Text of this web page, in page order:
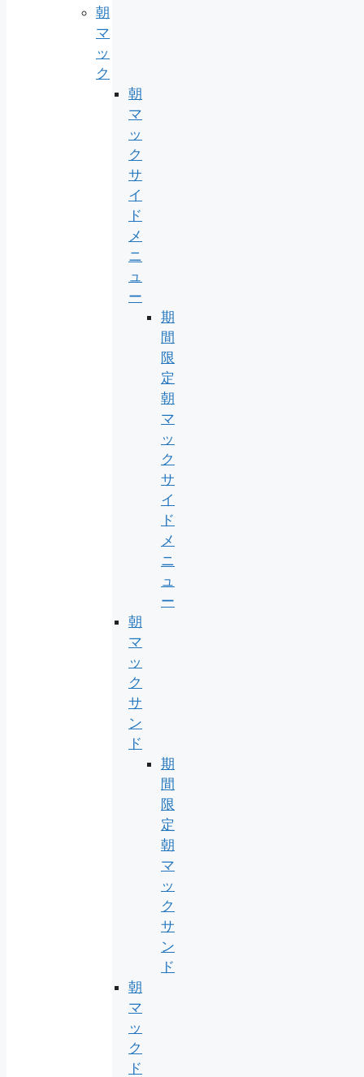
朝
マ
ッ
ク
朝
マ
ッ
ク
サ
イ
ド
メ
ニ
ュ
ー
期
間
限
定
朝
マ
ッ
ク
サ
イ
ド
メ
ニ
ュ
ー
朝
マ
ッ
ク
サ
ン
ド
期
間
限
定
朝
マ
ッ
ク
サ
ン
ド
朝
マ
ッ
ク
ド